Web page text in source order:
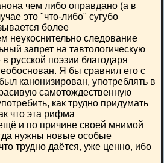
чем либо оправдано (а в
это "что-либо" сугубо
более
неукоснительно следование
запрет на тавтологическую
русской поэзии благодаря
Я бы сравнил его с
канонизирован, употреблять в
самотождественную
как трудно придумать
что эта рифма
и по причине своей мнимой
нужны новые особые
трудно даётся, уже ценно, ибо